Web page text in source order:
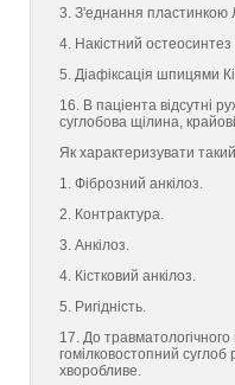
3. З'eднання
4. Накiстний
5. Дiафiксацiя шпицями
16. В пацieнта вiдсутнi
суглобова щiлина,
Як характеризувати
1. Фiброзний анкiлоз.
2. Контрактура.
3. Анкiлоз.
4. Кiстковий анкiлоз.
5. Ригiднiсть.
17. До
гомiлковостопний
хворобливе.